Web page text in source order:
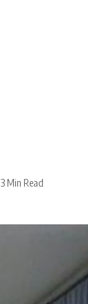
3 Min Read